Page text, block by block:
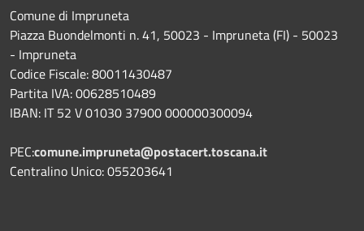
Comune di Impruneta
Piazza Buondelmonti n. 41, 50023 - Impruneta (FI) - 50023
- Impruneta
Codice Fiscale: 80011430487
Partita IVA: 00628510489
IBAN: IT 52 V 01030 37900 000000300094
PEC:comune.impruneta@postacert.toscana.it
Centralino Unico: 055203641